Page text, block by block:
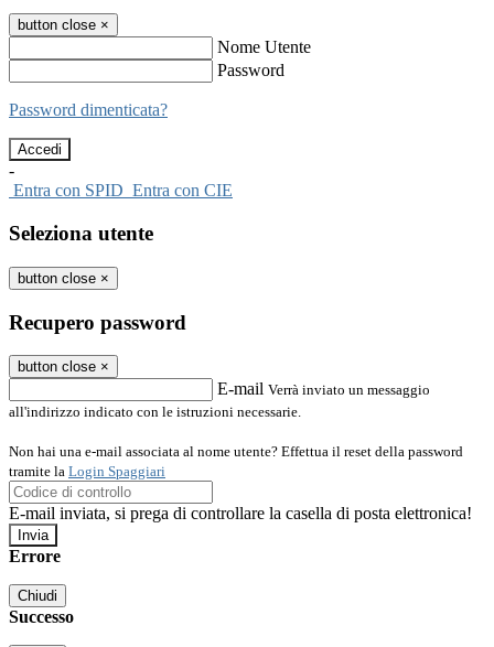
button close ×
Nome Utente
Password
Password dimenticata?
-
Entra con SPID Entra con CIE
Seleziona utente
button close ×
Recupero password
button close ×
E-mail Verrà inviato un messaggio
all'indirizzo indicato con le istruzioni necessarie.
Non hai una e-mail associata al nome utente? Effettua il reset della password
tramite la Login Spaggiari
E-mail inviata, si prega di controllare la casella di posta elettronica!
Errore
Chiudi
Successo